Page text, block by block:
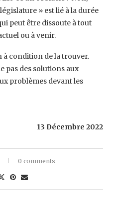
» est lié à la durée
peut ‎être dissoute à tout
ou à venir.‎
à condition de la trouver.
pas des ‎solutions aux
problèmes devant les
13 Décembre 2022
0 comments